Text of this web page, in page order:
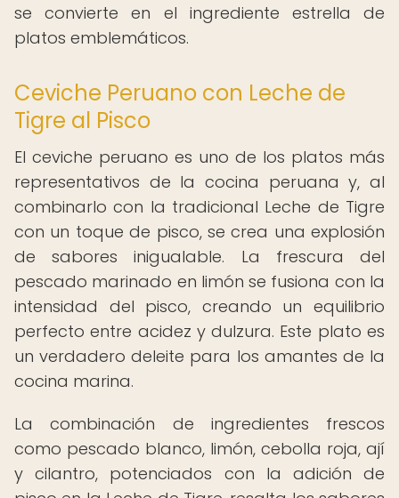
se convierte en el ingrediente estrella de
platos emblemáticos.
Ceviche Peruano con Leche de
Tigre al Pisco
El ceviche peruano es uno de los platos más
representativos de la cocina peruana y, al
combinarlo con la tradicional Leche de Tigre
con un toque de pisco, se crea una explosión
de sabores inigualable. La frescura del
pescado marinado en limón se fusiona con la
intensidad del pisco, creando un equilibrio
perfecto entre acidez y dulzura. Este plato es
un verdadero deleite para los amantes de la
cocina marina.
La combinación de ingredientes frescos
como pescado blanco, limón, cebolla roja, ají
y cilantro, potenciados con la adición de